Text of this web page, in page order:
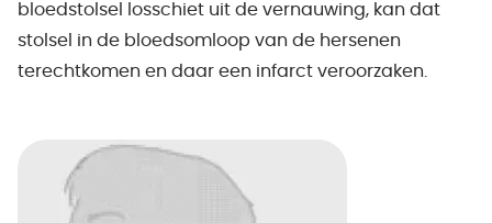
bloedstolsel losschiet uit de vernauwing, kan dat
stolsel in de bloedsomloop van de hersenen
terechtkomen en daar een infarct veroorzaken.